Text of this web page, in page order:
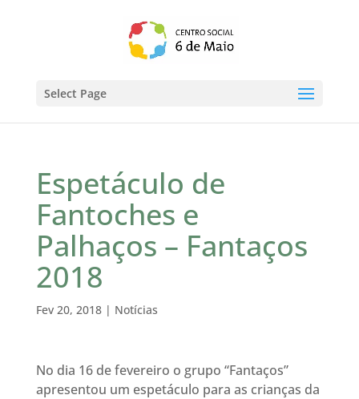
Select Page
Espetáculo de
Fantoches e
Palhaços – Fantaços
2018
Fev 20, 2018| Notícias
No dia 16 de fevereiro o grupo “Fantaços”
apresentou um espetáculo para as crianças da